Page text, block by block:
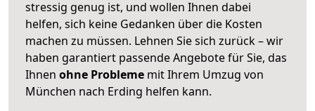
stressig genug ist, und wollen Ihnen dabei
helfen, sich keine Gedanken über die Kosten
machen zu müssen. Lehnen Sie sich zurück – wir
haben garantiert passende Angebote für Sie, das
Ihnen ohne Probleme mit Ihrem Umzug von
München nach Erding helfen kann.